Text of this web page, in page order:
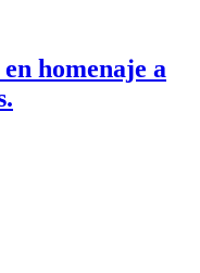
homenaje a